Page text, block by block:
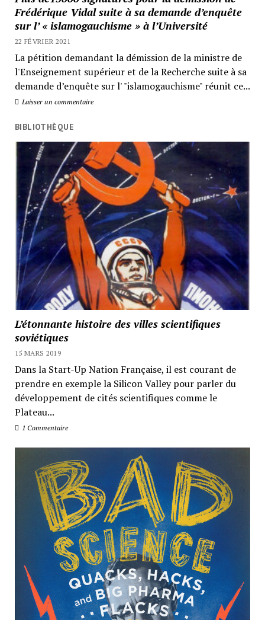
Frédérique Vidal suite à sa demande d’enquête
sur l’ « islamogauchisme » à l’Université
22 FÉVRIER 2021
La pétition demandant la démission de la ministre de
l'Enseignement supérieur et de la Recherche suite à sa
demande d’enquête sur l' "islamogauchisme" réunit ce...
Laisser un commentaire
BIBLIOTHÈQUE
L’étonnante histoire des villes scientifiques
soviétiques
15 MARS 2019
Dans la Start-Up Nation Française, il est courant de
prendre en exemple la Silicon Valley pour parler du
développement de cités scientifiques comme le
Plateau...
1 Commentaire